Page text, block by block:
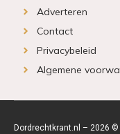
Adverteren
Contact
Privacybeleid
Algemene
Dordrechtkrant.nl – 2026